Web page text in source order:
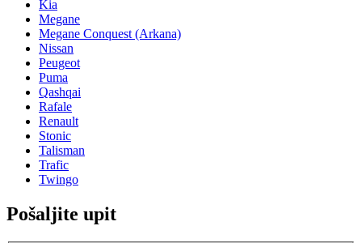
Kia
Megane
Megane Conquest (Arkana)
Nissan
Peugeot
Puma
Qashqai
Rafale
Renault
Stonic
Talisman
Trafic
Twingo
Pošaljite upit